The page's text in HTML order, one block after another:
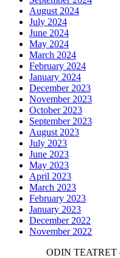
August 2024
July 2024
June 2024
May 2024
March 2024
February 2024
January 2024
December 2023
November 2023
October 2023
September 2023
August 2023
July 2023
June 2023
May 2023
April 2023
March 2023
February 2023
January 2023
December 2022
November 2022
ODIN TEATRET